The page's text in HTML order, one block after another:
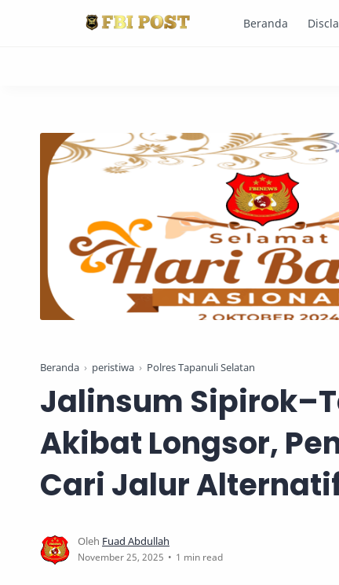
Beranda
Beranda peristiwa Polres Tapanuli Selatan
Jalinsum
Akibat Longsor,
Cari Jalur
1 min read